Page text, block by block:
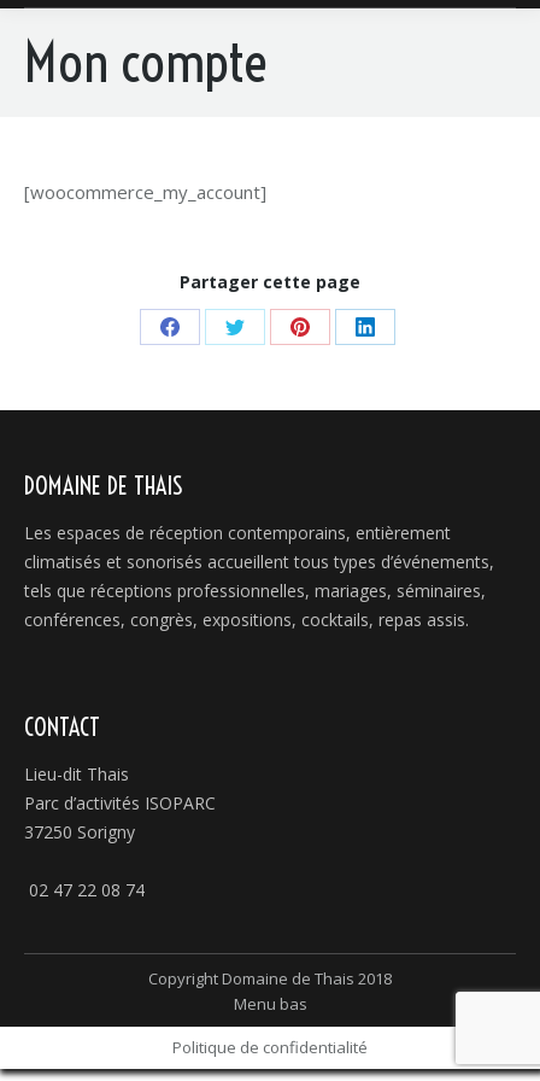
Mon compte
[woocommerce_my_account]
Partager cette page
Share
Facebook
Share
Twitter
Share
Pinterest
Share
LinkedIn
DOMAINE DE THAIS
Les espaces de réception contemporains, entièrement
climatisés et sonorisés accueillent tous types d’événements,
tels que réceptions professionnelles, mariages, séminaires,
conférences, congrès, expositions, cocktails, repas assis.
CONTACT
Lieu-dit Thais
Parc d’activités ISOPARC
37250 Sorigny
02 47 22 08 74
Copyright Domaine de Thais 2018
Menu bas
Politique de confidentialité